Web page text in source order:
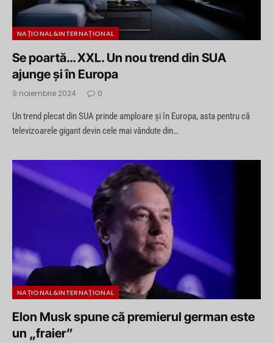
NAȚIONAL&INTERNAȚIONAL
Se poartă… XXL. Un nou trend din SUA
ajunge și în Europa
9 noiembrie 2024 0
Un trend plecat din SUA prinde amploare și în Europa, asta pentru că
televizoarele gigant devin cele mai vândute din…
NAȚIONAL&INTERNAȚIONAL
Elon Musk spune că premierul german este
un „fraier”